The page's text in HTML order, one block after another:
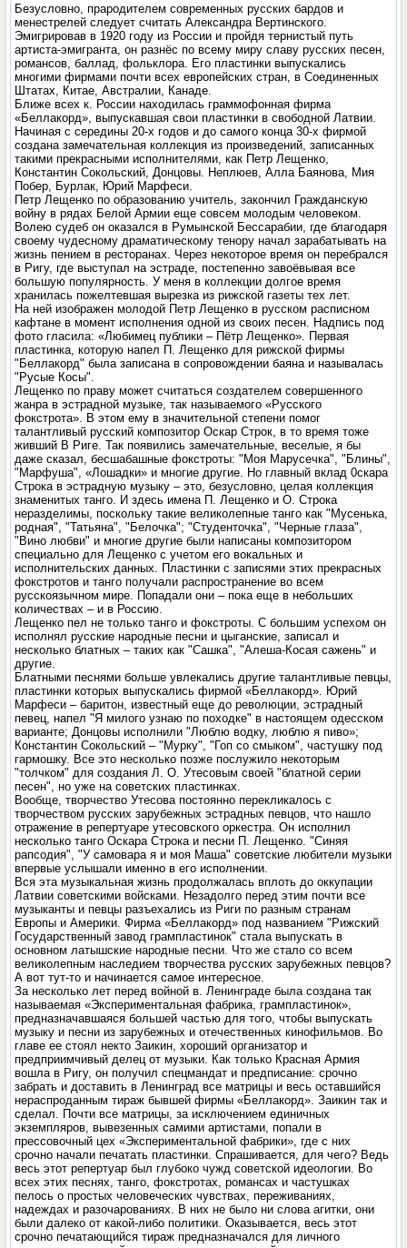
Безусловно, прародителем современных русских бардов и
менестрелей следует считать Александра Вертинского.
Эмигрировав в 1920 году из России и пройдя тернистый путь
артиста-эмигранта, он разнёс по всему миру славу русских песен,
романсов, баллад, фольклора. Его пластинки выпускались
многими фирмами почти всех европейских стран, в Соединенных
Штатах, Китае, Австралии, Канаде.
Ближе всех к. России находилась граммофонная фирма
«Беллакорд», выпускавшая свои пластинки в свободной Латвии.
Начиная с середины 20-х годов и до самого конца 30-х фирмой
создана замечательная коллекция из произведений, записанных
такими прекрасными исполнителями, как Петр Лещенко,
Константин Сокольский, Донцовы. Неплюев, Алла Баянова, Мия
Побер, Бурлак, Юрий Марфеси.
Петр Лещенко по образованию учитель, закончил Гражданскую
войну в рядах Белой Армии еще совсем молодым человеком.
Волею судеб он оказался в Румынской Бессарабии, где благодаря
своему чудесному драматическому тенору начал зарабатывать на
жизнь пением в ресторанах. Через некоторое время он перебрался
в Ригу, где выступал на эстраде, постепенно завоёвывая все
большую популярность. У меня в коллекции долгое время
хранилась пожелтевшая вырезка из рижской газеты тех лет.
На ней изображен молодой Петр Лещенко в русском расписном
кафтане в момент исполнения одной из своих песен. Надпись под
фото гласила: «Любимец публики – Пётр Лещенко». Первая
пластинка, которую напел П. Лещенко для рижской фирмы
"Беллакорд" была записана в сопровождении баяна и называлась
"Русые Косы".
Лещенко по праву может считаться создателем совершенного
жанра в эстрадной музыке, так называемого «Русского
фокстрота». В этом ему в значительной степени помог
талантливый русский композитор Оскар Строк, в то время тоже
живший В Риге. Так появились замечательные, веселые, я бы
даже сказал, бесшабашные фокстроты: "Моя Марусечка", "Блины",
"Марфуша", «Лошадки» и многие другие. Но главный вклад 0скара
Строка в эстрадную музыку – это, безусловно, целая коллекция
знаменитых танго. И здесь имена П. Лещенко и О. Строка
неразделимы, поскольку такие великолепные танго как "Мусенька,
родная", "Татьяна", "Белочка"; "Студенточка", "Черные глаза",
"Вино любви" и многие другие были написаны композитором
специально для Лещенко с учетом его вокальных и
исполнительских данных. Пластинки с записями этих прекрасных
фокстротов и танго получали распространение во всем
русскоязычном мире. Попадали они – пока еще в небольших
количествах – и в Россию.
Лещенко пел не только танго и фокстроты. С большим успехом он
исполнял русские народные песни и цыганские, записал и
несколько блатных – таких как "Сашка", "Алеша-Косая сажень" и
другие.
Блатными песнями больше увлекались другие талантливые певцы,
пластинки которых выпускались фирмой «Беллакорд». Юрий
Марфеси – баритон, известный еще до революции, эстрадный
певец, напел "Я милого узнаю по походке" в настоящем одесском
варианте; Донцовы исполнили "Люблю водку, люблю я пиво»;
Константин Сокольский – "Мурку", "Гоп со смыком", частушку под
гармошку. Все это несколько позже послужило некоторым
"толчком" для создания Л. О. Утесовым своей "блатной серии
песен", но уже на советских пластинках.
Вообще, творчество Утесова постоянно перекликалось с
творчеством русских зарубежных эстрадных певцов, что нашло
отражение в репертуаре утесовского оркестра. Он исполнил
несколько танго Оскара Строка и песни П. Лещенко. "Синяя
рапсодия", "У самовара я и моя Маша" советские любители музыки
впервые услышали именно в его исполнении.
Вся эта музыкальная жизнь продолжалась вплоть до оккупации
Латвии советскими войсками. Незадолго перед этим почти все
музыканты и певцы разъехались из Риги по разным странам
Европы и Америки. Фирма «Беллакорд» под названием "Рижский
Государственный завод грампластинок" стала выпускать в
основном латышские народные песни. Что же стало со всем
великолепным наследием творчества русских зарубежных певцов?
А вот тут-то и начинается самое интересное.
За несколько лет перед войной в. Ленинграде была создана так
называемая «Экспериментальная фабрика, грампластинок»,
предназначавшаяся большей частью для того, чтобы выпускать
музыку и песни из зарубежных и отечественных кинофильмов. Во
главе ее стоял некто Заикин, хороший организатор и
предприимчивый делец от музыки. Как только Красная Армия
вошла в Ригу, он получил спецмандат и предписание: срочно
забрать и доставить в Ленинград все матрицы и весь оставшийся
нераспроданным тираж бывшей фирмы «Беллакорд». Заикин так и
сделал. Почти все матрицы, за исключением единичных
экземпляров, вывезенных самими артистами, попали в
прессовочный цех «Экспериментальной фабрики», где с них
срочно начали печатать пластинки. Спрашивается, для чего? Ведь
весь этот репертуар был глубоко чужд советской идеологии. Во
всех этих песнях, танго, фокстротах, романсах и частушках
пелось о простых человеческих чувствах, переживаниях,
надеждах и разочарованиях. В них не было ни слова агитки, они
были далеко от какой-либо политики. Оказывается, весь этот
срочно печатающийся тираж предназначался для личного